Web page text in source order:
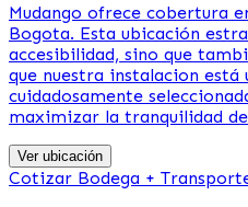
Mudango ofrece cobertura
Bogota. Esta ubicación
accesibilidad, sino que
que nuestra instalacion está
cuidadosamente
maximizar la tranquilidad
Ver ubicación
Cotizar Bodega +